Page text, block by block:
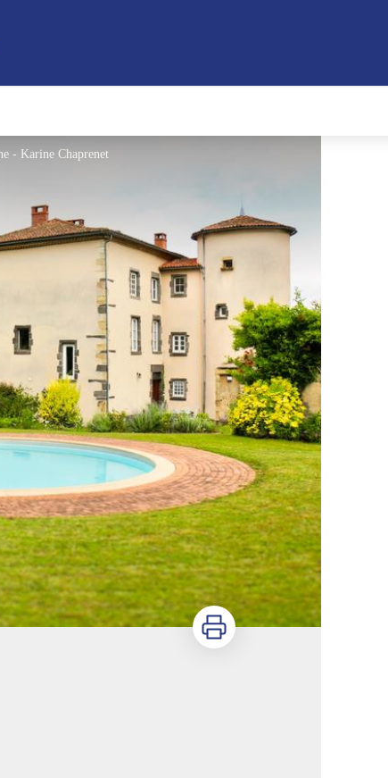
- Karine Chaprenet
Imprimer